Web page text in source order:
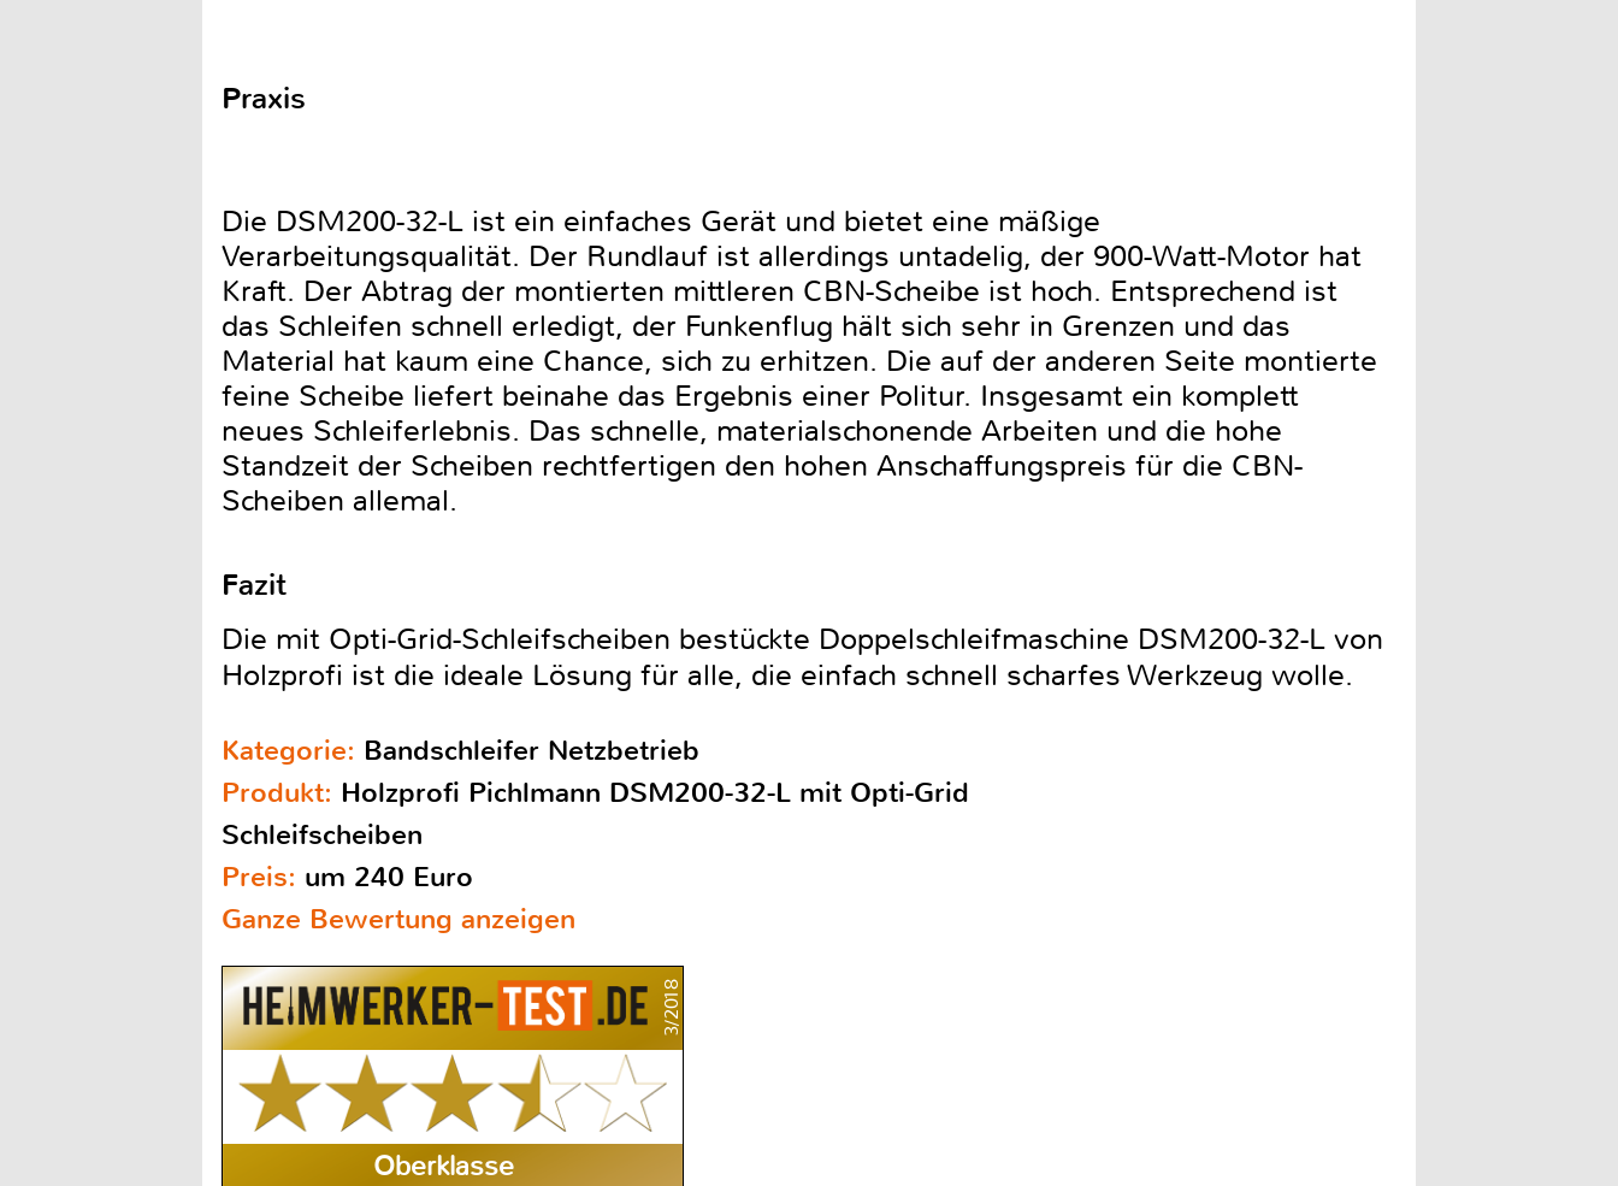
Praxis
Die DSM200-32-L ist ein einfaches Gerät und bietet eine mäßige
Verarbeitungsqualität. Der Rundlauf ist allerdings untadelig, der 900-Watt-Motor hat
Kraft. Der Abtrag der montierten mittleren CBN-Scheibe ist hoch. Entsprechend ist
das Schleifen schnell erledigt, der Funkenflug hält sich sehr in Grenzen und das
Material hat kaum eine Chance, sich zu erhitzen. Die auf der anderen Seite montierte
feine Scheibe liefert beinahe das Ergebnis einer Politur. Insgesamt ein komplett
neues Schleiferlebnis. Das schnelle, materialschonende Arbeiten und die hohe
Standzeit der Scheiben rechtfertigen den hohen Anschaffungspreis für die CBN-
Scheiben allemal.
Fazit
Die mit Opti-Grid-Schleifscheiben bestückte Doppelschleifmaschine DSM200-32-L von
Holzprofi ist die ideale Lösung für alle, die einfach schnell scharfes Werkzeug wolle.
Kategorie: Bandschleifer Netzbetrieb
Produkt: Holzprofi Pichlmann DSM200-32-L mit Opti-Grid
Schleifscheiben
Preis: um 240 Euro
Ganze Bewertung anzeigen
3/2018
Oberklasse